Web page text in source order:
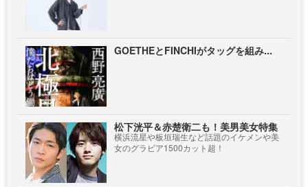
GOETHEとFINCHIがタッグを組み...
松下洸平＆赤楚衛二も！美男美女特集
横浜流星や板垣瑞生など話題のイケメンや美
女のグラビア1500カット超！